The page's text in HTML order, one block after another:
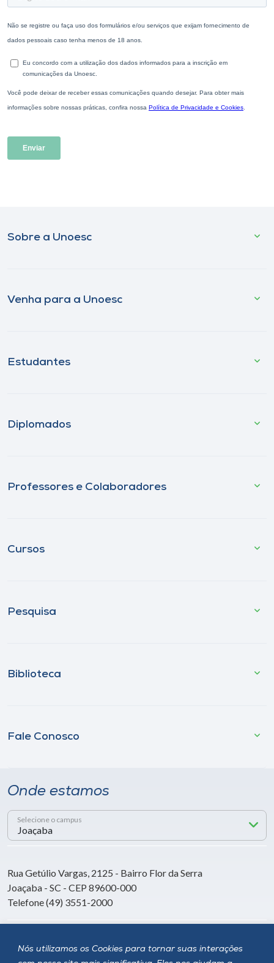
Nós utilizamos os Cookies para tornar suas interações
Sobre a Unoesc
Venha para a Unoesc
Estudantes
Diplomados
Professores e Colaboradores
Cursos
Pesquisa
Biblioteca
Fale Conosco
Onde estamos
Selecione o campus
Rua Getúlio Vargas, 2125 - Bairro Flor da Serra
Joaçaba - SC - CEP 89600-000
Telefone (49) 3551-2000
Siga a Unoesc